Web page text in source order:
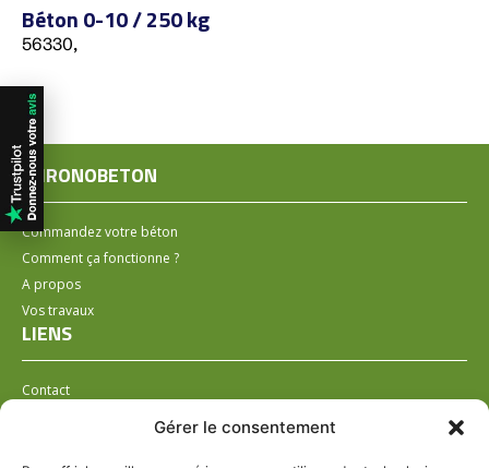
Gérer le consentement
Béton 0-10 / 250 kg
56330,
CHRONOBETON
Commandez votre béton
Comment ça fonctionne ?
A propos
Vos travaux
LIENS
Contact